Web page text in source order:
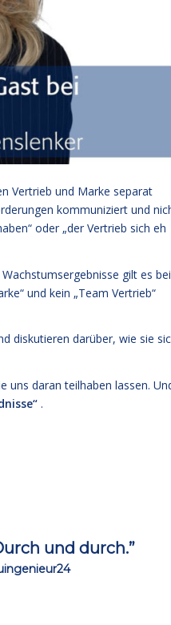
Vertrieb und Marke separat
kommuniziert und
oder „der Vertrieb sich eh
gilt es
und kein „Team Vertrieb“
diskutieren darüber, wie sie
uns daran teilhaben lassen.
.
und durch.”